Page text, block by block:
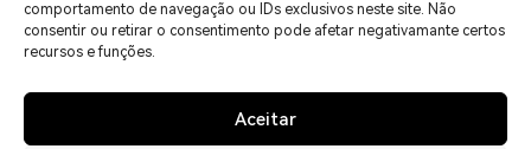
comportamento de navegação ou IDs exclusivos neste site. Não
consentir ou retirar o consentimento pode afetar negativamante certos
recursos e funções.
Aceitar
Contactos
Áreas de Serviço
Política de Privacidade
Política de Cookies
Isenção de Responsabilidade
Imprint